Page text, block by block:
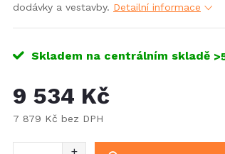
dodávky a vestavby. Detailní informace
Skladem na centrálním skladě
9 534 Kč
7 879 Kč bez DPH